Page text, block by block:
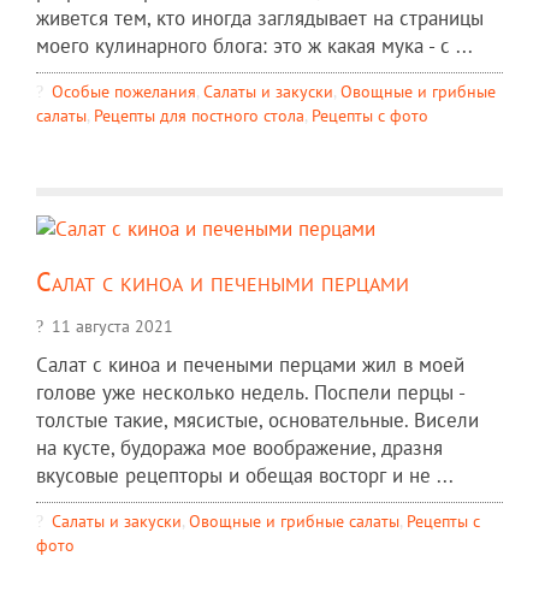
живется тем, кто иногда заглядывает на страницы
моего кулинарного блога: это ж какая мука - с ...
Особые пожелания, Салаты и закуски, Овощные и грибные
салаты, Рецепты для постного стола, Рецепты c фото
Салат с киноа и печеными перцами
11 августа 2021
Салат с киноа и печеными перцами жил в моей
голове уже несколько недель. Поспели перцы -
толстые такие, мясистые, основательные. Висели
на кусте, будоража мое воображение, дразня
вкусовые рецепторы и обещая восторг и не ...
Салаты и закуски, Овощные и грибные салаты, Рецепты c
фото